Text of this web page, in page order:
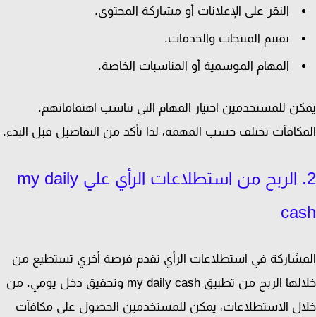
النقر على الإعلانات أو مشاركة المحتوى.
تقييم المنتجات والخدمات.
المهام الموسمية أو المناسبات الخاصة.
للمستخدمين اختيار المهام التي تناسب اهتماماتهم.
تختلف حسب المهمة، لذا تأكد من التفاصيل قبل البدء.
2. الربح من استطلاعات الرأي علي my daily
في استطلاعات الرأي تقدم فرصة أخري تستطيع من
خلالها الربح من تطبيق my daily cash وتحقيق دخل يومي. من
الاستطلاعات، يمكن للمستخدمين الحصول على مكافآت